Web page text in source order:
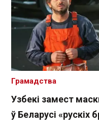
Узбекі замест
ў Беларусі «рускіх
Грамадства